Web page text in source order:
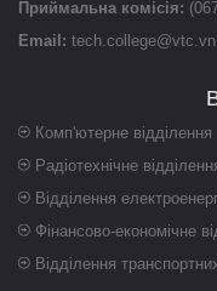
Приймальна комісія:
Email:
Комп'ютерне відділення
Радіотехнічне
Відділення
Фінансово-економічне
Відділення